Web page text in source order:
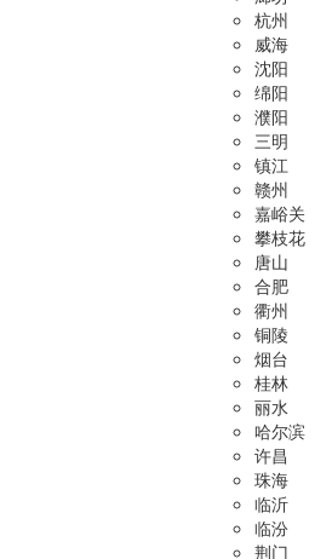
杭州
威海
沈阳
绵阳
濮阳
三明
镇江
赣州
嘉峪关
攀枝花
唐山
合肥
衢州
铜陵
烟台
桂林
丽水
哈尔滨
许昌
珠海
临沂
临汾
荆门